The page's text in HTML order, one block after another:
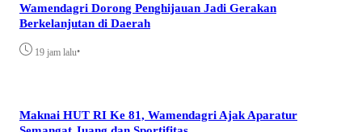
Wamendagri Dorong Penghijauan Jadi Gerakan
Berkelanjutan di Daerah
19 jam lalu•
Maknai HUT RI Ke 81, Wamendagri Ajak Aparatur